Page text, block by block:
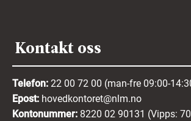
Kontakt oss
Telefon: 22 00 72 00 (man-fre 09:00-
Epost: hovedkontoret@nlm.no
Kontonummer: 8220 02 90131 (Vipps: